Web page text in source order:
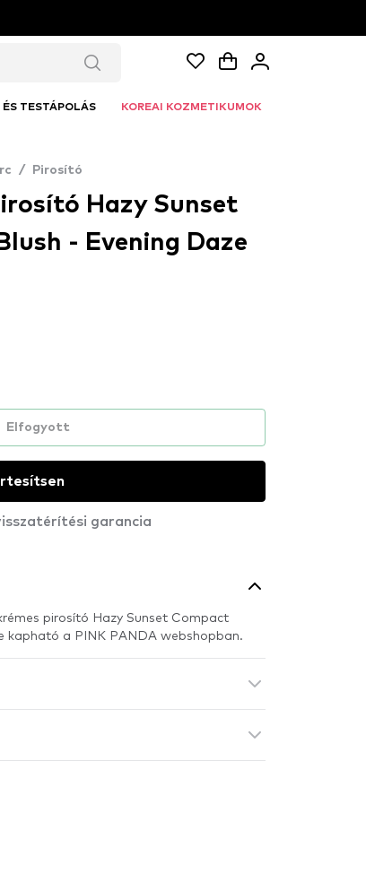
ÉS TESTÁPOLÁS KOREAI KOZMETIKUMOK
/ Pirosító
Hazy Sunset
- Evening Daze
Elfogyott
garancia
pirosító Hazy Sunset Compact
kapható a PINK PANDA webshopban.